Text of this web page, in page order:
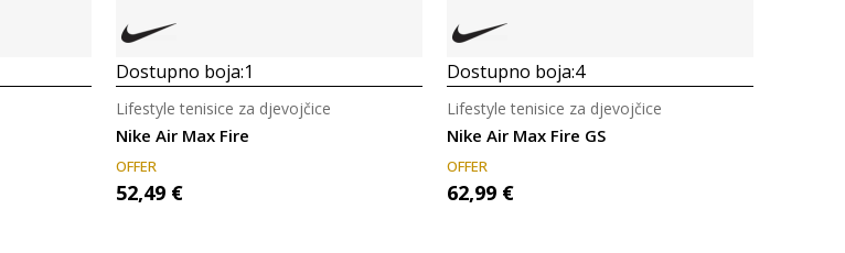
Dostupno boja:1
Nike Air Max Fire
Lifestyle tenisice za djevojčice
OFFER
52,49 €
Dostupno boja:4
Nike Air Max Fire GS
Lifestyle tenisice za djevojčice
OFFER
62,99 €